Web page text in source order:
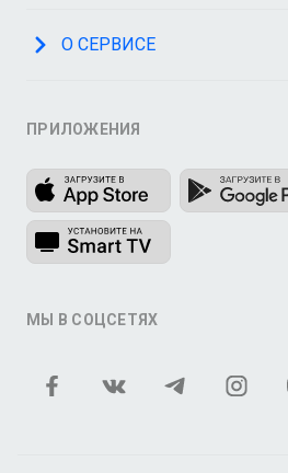
О СЕРВИСЕ
ПРИЛОЖЕНИЯ
МЫ В СОЦСЕТЯХ